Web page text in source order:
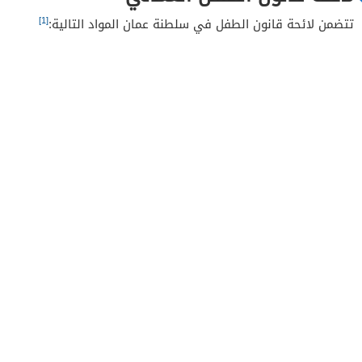
تتضمن لائحة قانون الطفل في سلطنة عمان المواد التالية:[1]